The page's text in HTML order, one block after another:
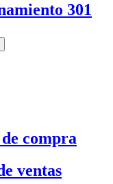
301
compra
ventas